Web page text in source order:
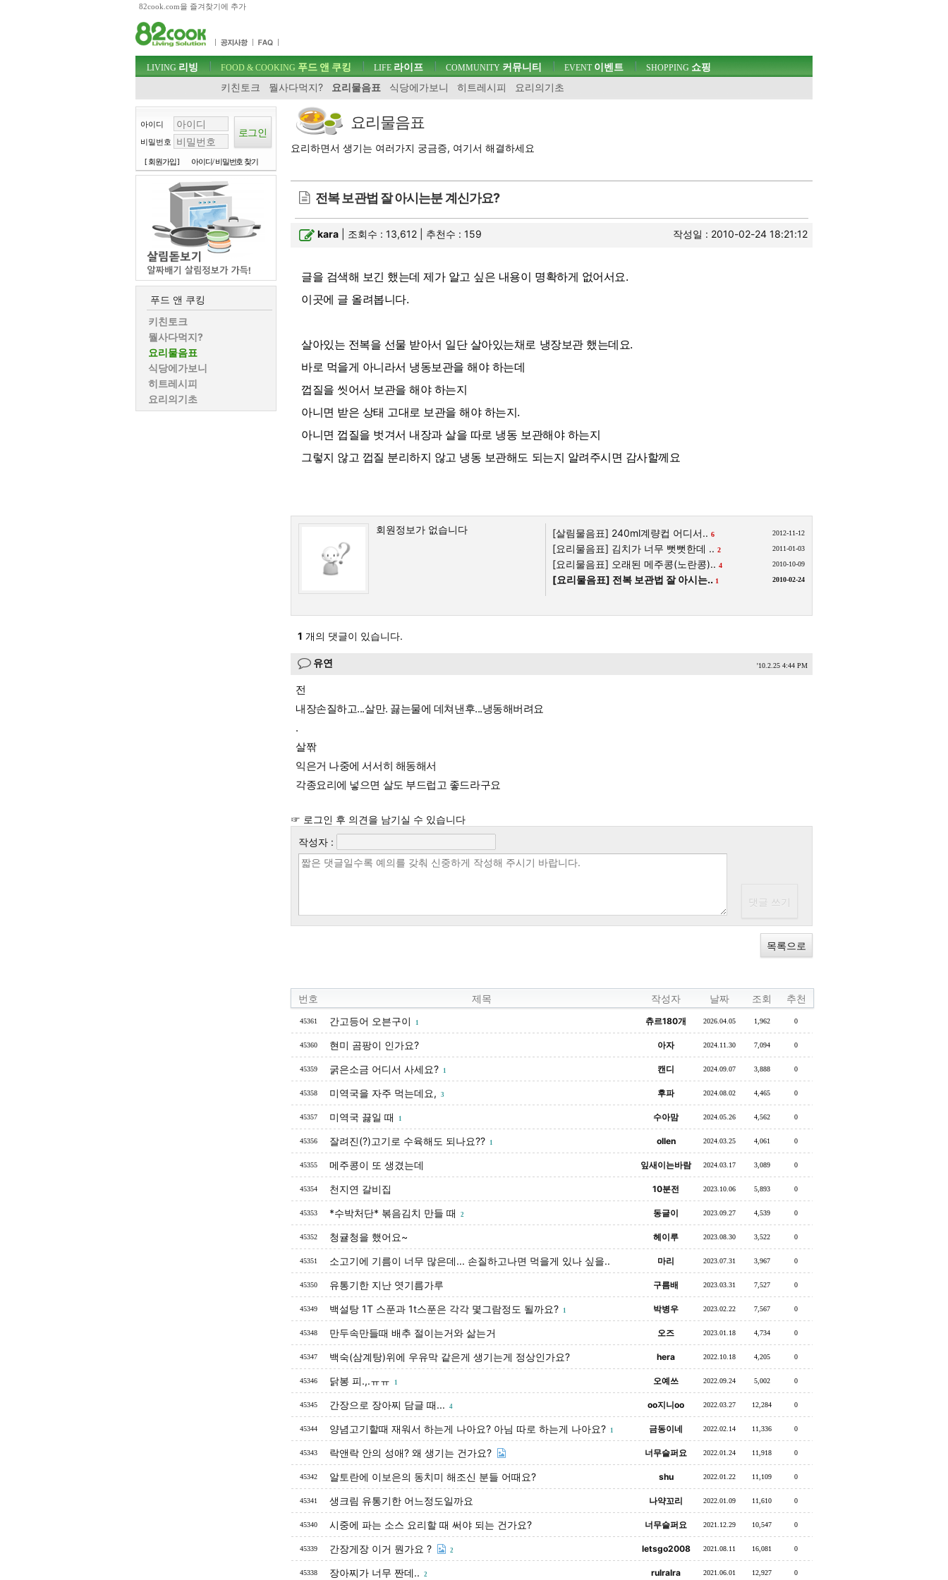
82cook.com을 즐겨찾기에 추가
주메뉴 바로가기
컨텐츠 바로가기
검색 바로가기
로그인 바로가기
주메뉴
LIVING 리빙 FOOD & COOKING 푸드 앤 쿠킹
키친토크
뭘사다먹지? 요리물음표 식당에가보니 히트레시피 요리의기초
LIFE 라이프 COMMUNITY 커뮤니티 EVENT이벤트 SHOPPING 쇼핑
아이디
비밀번호
[ 회원가입 ] 아이디/ 비밀번호 찾기
푸드 앤 쿠킹
키친토크
뭘사다먹지?
요리물음표
식당에가보니
히트레시피
요리의기초
요리물음표
요리하면서 생기는 여러가지 궁금증, 여기서 해결하세요
전복 보관법 잘 아시는분 계신가요?
kara | 조회수 : 13,612 | 추천수 :159 작성일 : 2010-02-24 18:21:12
글을 검색해 보긴 했는데 제가 알고 싶은 내용이 명확하게 없어서요.
이곳에 글 올려봅니다.
살아있는 전복을 선물 받아서 일단 살아있는채로 냉장보관 했는데요.
바로 먹을게 아니라서 냉동보관을 해야 하는데
껍질을 씻어서 보관을 해야 하는지
아니면 받은 상태 고대로 보관을 해야 하는지.
아니면 껍질을 벗겨서 내장과 살을 따로 냉동 보관해야 하는지
그렇지 않고 껍질 분리하지 않고 냉동 보관해도 되는지 알려주시면 감사할께요
회원정보가 없습니다 [살림물음표] 240ml계량컵 어디서.. 6 2012-11-12
[요리물음표] 김치가 너무 뻣뻣한데 .. 2 2011-01-03
[요리물음표] 오래된 메주콩(노란콩).. 4 2010-10-09
[요리물음표] 전복 보관법 잘 아시는.. 1 2010-02-24
1 개의 댓글이 있습니다.
유연 '10.2.25 4:44 PM
전
내장손질하고...살만. 끓는물에 데쳐낸후...냉동해버려요
.
살짞
익은거 나중에 서서히 해동해서
각종요리에 넣으면 살도 부드럽고 좋드라구요
☞ 로그인 후 의견을 남기실 수 있습니다
작성자 :
목록으로
번호 제목 작성자 날짜 조회 추천
45361 간고등어 오븐구이 1 츄르180개 2026.04.05 1,962 0
45360 현미 곰팡이 인가요? 아자 2024.11.30 7,094 0
45359 굵은소금 어디서 사세요? 1 캔디 2024.09.07 3,888 0
45358 미역국을 자주 먹는데요, 3 후파 2024.08.02 4,465 0
45357 미역국 끓일 때 1 수아맘 2024.05.26 4,562 0
45356 잘려진(?)고기로 수육해도 되나요?? 1 ollen 2024.03.25 4,061 0
45355 메주콩이 또 생겼는데 잎새이는바람 2024.03.17 3,089 0
45354 천지연 갈비집 10분전 2023.10.06 5,893 0
45353 *수박처단* 볶음김치 만들 때 2 동글이 2023.09.27 4,539 0
45352 청귤청을 했어요~ 헤이루 2023.08.30 3,522 0
45351 소고기에 기름이 너무 많은데... 손질하고나면 먹을게 있나 싶을.. 마리 2023.07.31 3,967 0
45350 유통기한 지난 엿기름가루 구름배 2023.03.31 7,527 0
45349 백설탕 1T 스푼과 1t스푼은 각각 몇그람정도 될까요? 1 박병우 2023.02.22 7,567 0
45348 만두속만들때 배추 절이는거와 삶는거 오즈 2023.01.18 4,734 0
45347 백숙(삼계탕)위에 우유막 같은게 생기는게 정상인가요? hera 2022.10.18 4,205 0
45346 닭봉 피.,.ㅠㅠ 1 오예쓰 2022.09.24 5,002 0
45345 간장으로 장아찌 담글 때... 4 oo지니oo 2022.03.27 12,284 0
45344 양념고기할때 재워서 하는게 나아요? 아님 따로 하는게 나아요? 1 금동이네 2022.02.14 11,336 0
45343 락앤락 안의 성애? 왜 생기는 건가요? 너무슬퍼요 2022.01.24 11,918 0
45342 알토란에 이보은의 동치미 해조신 분들 어때요? shu 2022.01.22 11,109 0
45341 생크림 유통기한 어느정도일까요 나약꼬리 2022.01.09 11,610 0
45340 시중에 파는 소스 요리할 때 써야 되는 건가요? 너무슬퍼요 2021.12.29 10,547 0
45339 간장게장 이거 뭔가요 ? 2 letsgo2008 2021.08.11 16,081 0
45338 장아찌가 너무 짠데.. 2 rulralra 2021.06.01 12,927 0